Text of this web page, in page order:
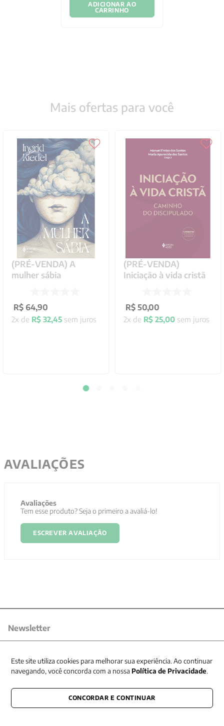
ADICIONAR AO
CARRINHO
Mais ofertas para você
(PRÉ-VENDA) A
mulher sábia
R$ 64,90
2x de R$ 32,45 sem juros
(PRÉ-VENDA)
Iniciação à vida cristã
R$ 50,00
2x de R$ 25,00 sem juros
AVALIAÇÕES
Avaliações
Tem esse produto? Seja o primeiro a avaliá-lo!
ESCREVER AVALIAÇÃO
Newsletter
CONECTE-SE CONOSCO
Este site utiliza cookies para melhorar sua experiência. Ao continuar
navegando, você concorda com a nossa Política de Privacidade.
CONCORDAR E CONTINUAR